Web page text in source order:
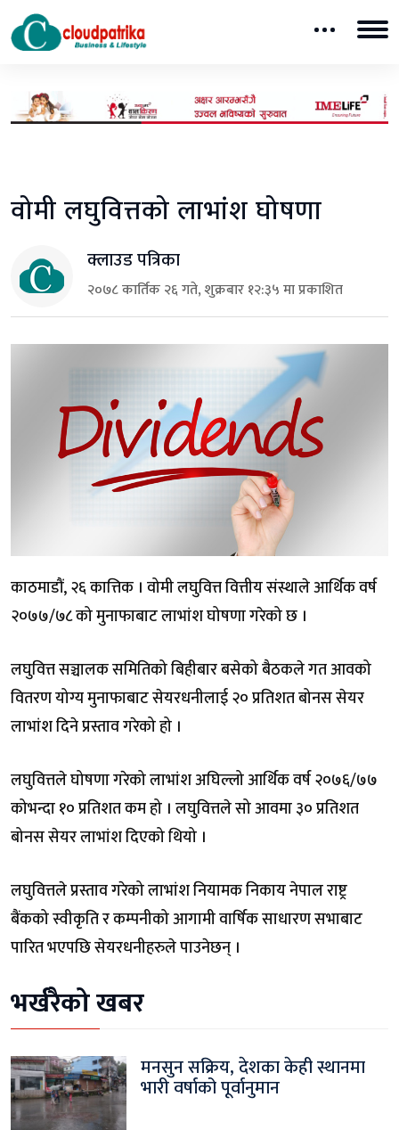
वोमी लघुवित्तको लाभांश घोषणा
क्लाउड पत्रिका
२०७८ कार्तिक २६ गते, शुक्रबार १२:३५ मा प्रकाशित
काठमाडौं, २६ कात्तिक । वोमी लघुवित्त वित्तीय संस्थाले आर्थिक वर्ष
२०७७/७८ को मुनाफाबाट लाभांश घोषणा गरेको छ ।
लघुवित्त सञ्चालक समितिको बिहीबार बसेको बैठकले गत आवको
वितरण योग्य मुनाफाबाट सेयरधनीलाई २० प्रतिशत बोनस सेयर
लाभांश दिने प्रस्ताव गरेको हो ।
लघुवित्तले घोषणा गरेको लाभांश अघिल्लो आर्थिक वर्ष २०७६/७७
कोभन्दा १० प्रतिशत कम हो । लघुवित्तले सो आवमा ३० प्रतिशत
बोनस सेयर लाभांश दिएको थियो ।
लघुवित्तले प्रस्ताव गरेको लाभांश नियामक निकाय नेपाल राष्ट्र
बैंकको स्वीकृति र कम्पनीको आगामी वार्षिक साधारण सभाबाट
पारित भएपछि सेयरधनीहरुले पाउनेछन् ।
भर्खरैको खबर
मनसुन सक्रिय, देशका केही स्थानमा
भारी वर्षाको पूर्वानुमान